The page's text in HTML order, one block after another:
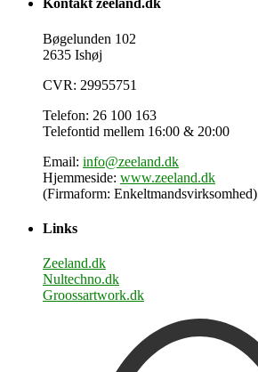
Kontakt zeeland.dk
Bøgelunden 102
2635 Ishøj
CVR: 29955751
Telefon: 26 100 163
Telefontid mellem 16:00 & 20:00
Email: info@zeeland.dk
Hjemmeside: www.zeeland.dk
(Firmaform: Enkeltmandsvirksomhed)
Links
Zeeland.dk
Nultechno.dk
Groossartwork.dk